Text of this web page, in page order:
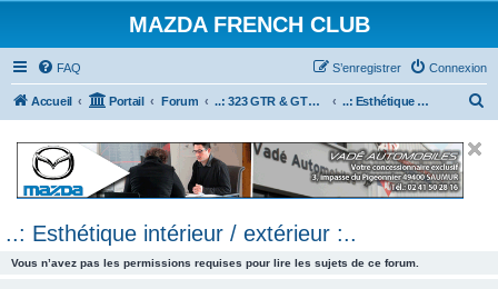
MAZDA FRENCH CLUB
FAQ Connexion
S’enregistrer
Accueil Portail Forum ..: 323 GTR & GTX :.. ..: Esthétique intérieur / extérieur :..
..: Esthétique intérieur / extérieur :..
Vous n’avez pas les permissions requises pour lire les sujets de ce forum.